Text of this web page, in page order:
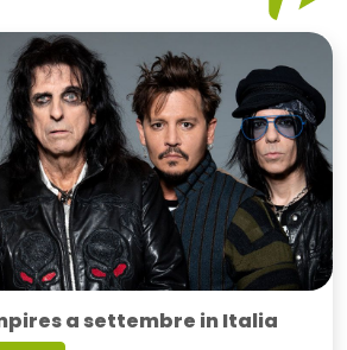
a settembre in Italia